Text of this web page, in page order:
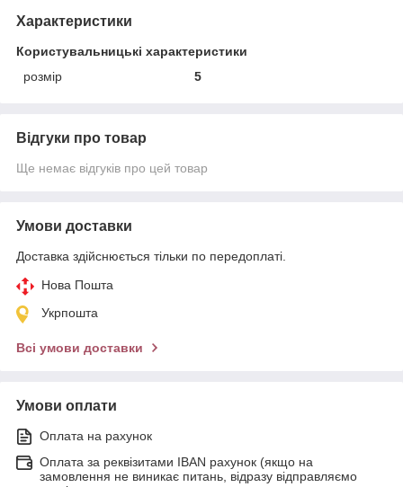
Характеристики
Користувальницькі характеристики
розмір
5
Відгуки про товар
Ще немає відгуків про цей товар
Умови доставки
Доставка здійснюється тільки по передоплаті.
Нова Пошта
Укрпошта
Всі умови доставки
Умови оплати
Оплата на рахунок
Оплата за реквізитами IBAN рахунок (якщо на
замовлення не виникає питань, відразу відправляємо